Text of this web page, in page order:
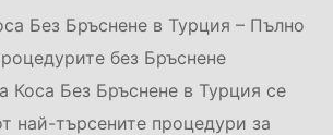
Без Бръснене в Турция – Пълно
без Бръснене
Коса Без Бръснене в Турция се
най-търсените процедури за